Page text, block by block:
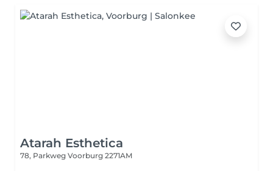
Atarah Esthetica
78, Parkweg Voorburg 2271AM